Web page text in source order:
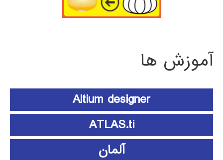
آموزش ها
Altium designer
ATLAS.ti
آلمان